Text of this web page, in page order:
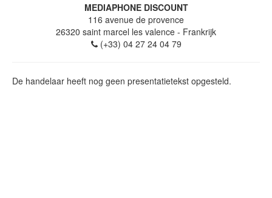
MEDIAPHONE DISCOUNT
116 avenue de provence
26320 saint marcel les valence - Frankrijk
(+33) 04 27 24 04 79
De handelaar heeft nog geen presentatietekst opgesteld.